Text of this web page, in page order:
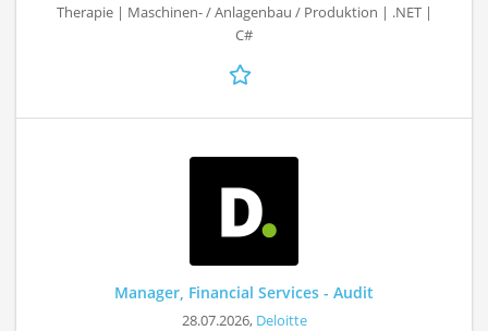
Therapie | Maschinen- / Anlagenbau / Produktion | .NET |
C#
Manager, Financial Services - Audit
28.07.2026, Deloitte